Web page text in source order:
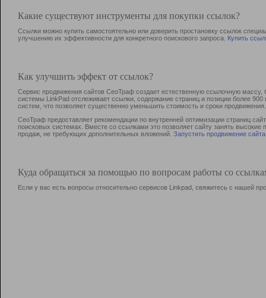
Какие существуют инструменты для покупки ссылок?
Ссылки можно купить самостоятельно или доверить простановку ссылок
улучшению их эффективности для конкретного поискового запроса. Купить
Как улучшить эффект от ссылок?
Сервис продвижения сайтов СеоТраф создает естественную ссылочную
системы LinkPad отслеживает ссылки, содержание страниц и позиции более
систем, что позволяет существенно уменьшить стоимость и сроки продвижения.
СеоТраф предоставляет рекомендации по внутренней оптимизации страниц
поисковых системах. Вместе со ссылками это позволяет сайту занять
продаж, не требующих дополнительных вложений. Запустить продвижение сайта
Куда обращаться за помощью по вопросам работы со
Если у вас есть вопросы относительно сервисов Linkpad, свяжитесь с нашей